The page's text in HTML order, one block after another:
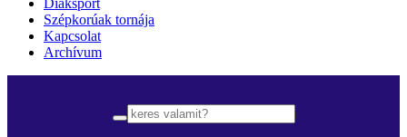
Diáksport
Szépkorúak tornája
Kapcsolat
Archívum